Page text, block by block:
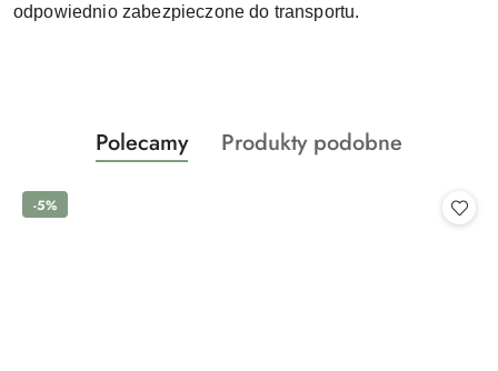
odpowiednio zabezpieczone do transportu.
Pomiń karuzelę produktów
Produkty
o
Polecamy
Produkty
Produkty podobne
-5%